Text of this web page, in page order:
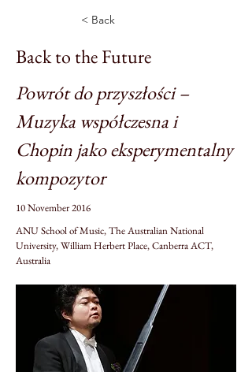
< Back
Back to the Future
Powrót do przyszłości –
Muzyka współczesna i
Chopin jako eksperymentalny
kompozytor
10 November 2016
ANU School of Music, The Australian National
University, William Herbert Place, Canberra ACT,
Australia